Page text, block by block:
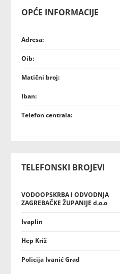
OPĆE INFORMACIJE
Adresa:
Oib:
Matični broj:
Iban:
Telefon centrala:
TELEFONSKI BROJEVI
VODOOPSKRBA I ODVODNJA
ZAGREBAČKE ŽUPANIJE d.o.o
Ivaplin
Hep Križ
Policija Ivanić Grad